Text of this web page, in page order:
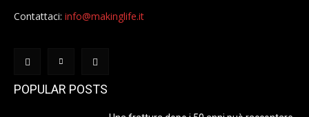
Contattaci: info@makinglife.it
POPULAR POSTS